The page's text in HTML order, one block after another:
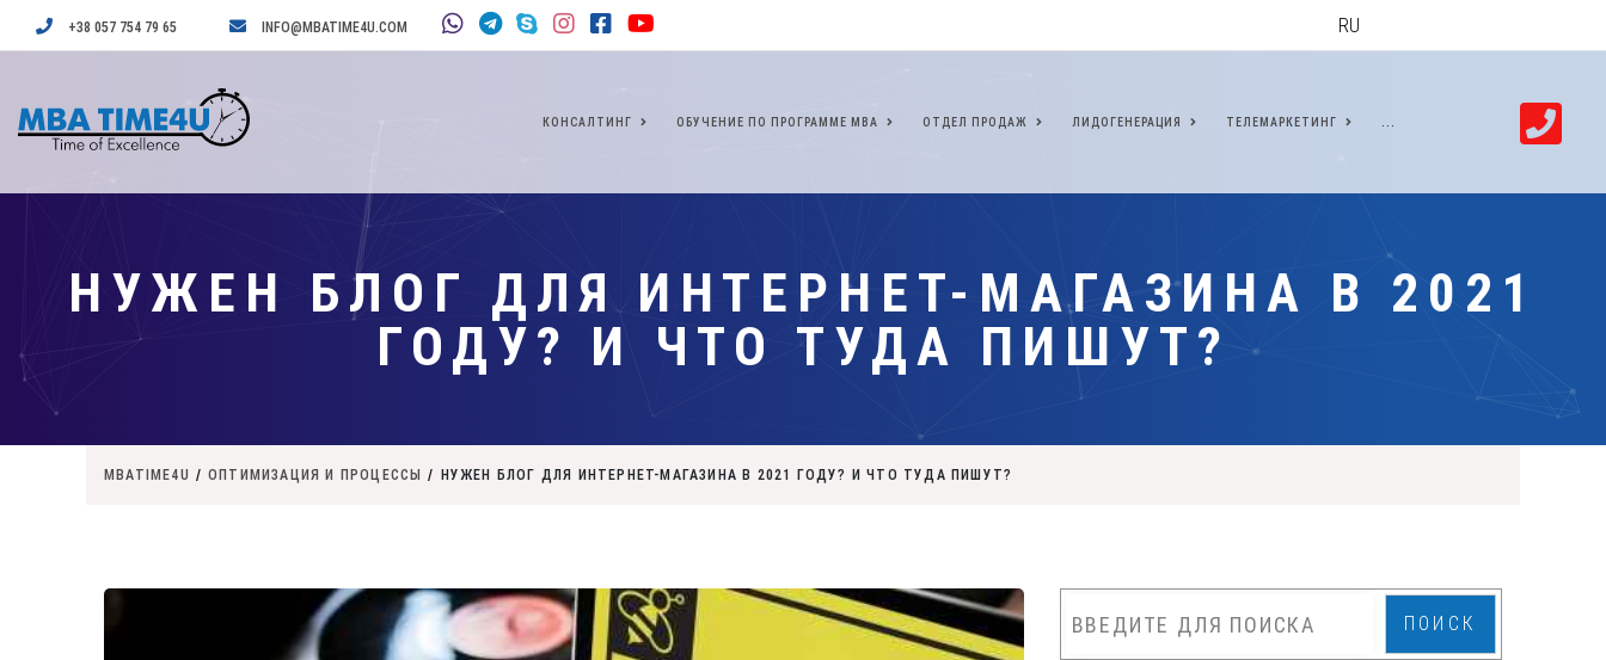
+38 057 754 79 65 INFO@MBATIME4U.COM RU
КОНСАЛТИНГ ОБУЧЕНИЕ ПО ПРОГРАММЕ МВА ОТДЕЛ ПРОДАЖ ЛИДОГЕНЕРАЦИЯ ТЕЛЕМАРКЕТИНГ
НУЖЕН БЛОГ ДЛЯ ИНТЕРНЕТ-МАГАЗИНА В 2021
ГОДУ? И ЧТО ТУДА ПИШУТ?
MBATIME4U / ОПТИМИЗАЦИЯ И ПРОЦЕССЫ / НУЖЕН БЛОГ ДЛЯ ИНТЕРНЕТ-МАГАЗИНА В 2021 ГОДУ? И ЧТО ТУДА ПИШУТ?
ПОИСК